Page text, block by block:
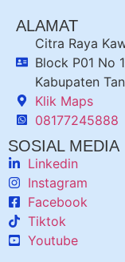
ALAMAT
Citra Raya
Block P01 No
Kabupaten
Klik Maps
08177245888
SOSIAL MEDIA
Linkedin
Instagram
Facebook
Tiktok
Youtube